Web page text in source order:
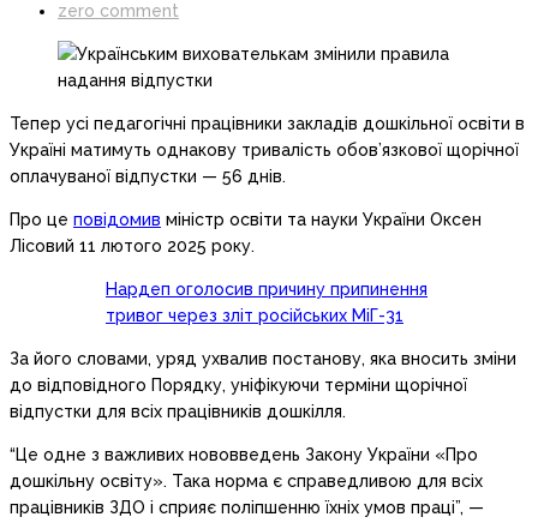
zero comment
Тепер усі педагогічні працівники закладів дошкільної освіти в
Україні матимуть однакову тривалість обов’язкової щорічної
оплачуваної відпустки — 56 днів.
Про це повідомив міністр освіти та науки України Оксен
Лісовий 11 лютого 2025 року.
Нардеп оголосив причину припинення
тривог через зліт російських МіГ-31
За його словами, уряд ухвалив постанову, яка вносить зміни
до відповідного Порядку, уніфікуючи терміни щорічної
відпустки для всіх працівників дошкілля.
“Це одне з важливих нововведень Закону України «Про
дошкільну освіту». Така норма є справедливою для всіх
працівників ЗДО і сприяє поліпшенню їхніх умов праці”, —